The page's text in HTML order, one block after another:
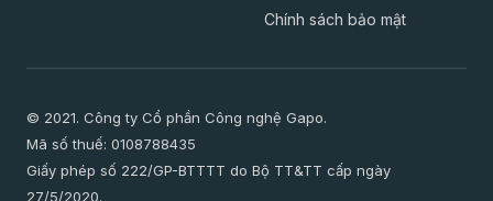
Chính sách bảo mật
© 2021. Công ty Cổ phần Công nghệ Gapo.
Mã số thuế: 0108788435
Giấy phép số 222/GP-BTTTT do Bộ TT&TT cấp ngày
27/5/2020.